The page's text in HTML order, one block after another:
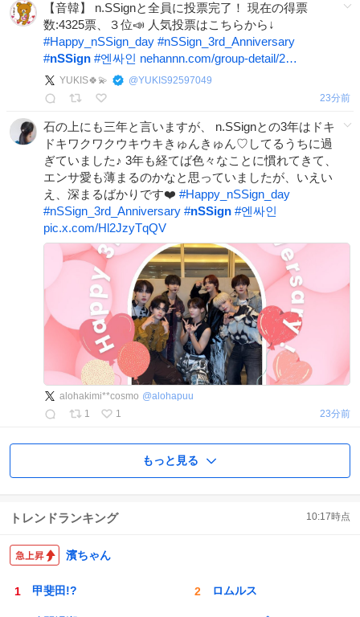
【音韓】 n.SSignと全員に投票完了！ 現在の得票
数:4325票、３位📣 人気投票はこちらから↓
#Happy_nSSign_day #nSSign_3rd_Anniversary
#nSSign #엔싸인 nehannn.com/group-detail/2…
YUKIS🍀💫 @YUKIS92597049
23分前
石の上にも三年と言いますが、 n.SSignとの3年はドキ
ドキワクワクウキウキきゅんきゅん♡してるうちに過
ぎていました♪ 3年も経てば色々なことに慣れてきて、
エンサ愛も薄まるのかなと思っていましたが、いえい
え、深まるばかりです❤️ #Happy_nSSign_day
#nSSign_3rd_Anniversary #nSSign #엔싸인
pic.x.com/Hl2JzyTqQV
alohakimi**cosmo @alohapuu
1
1 23分前
もっと見る
トレンドランキング 10:17時点
濱ちゃん
甲斐田!? ロムルス